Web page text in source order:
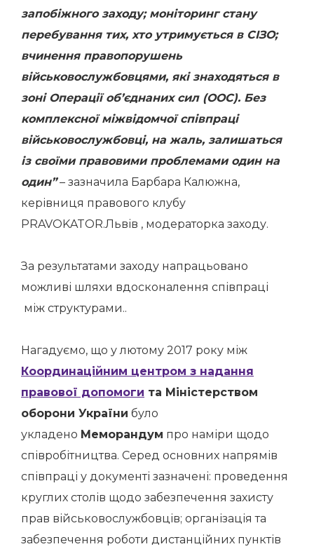
запобіжного заходу; моніторинг стану
перебування тих, хто утримується в СІЗО;
вчинення правопорушень
військовослужбовцями, які знаходяться в
зоні Операції об’єднаних сил (ООС). Без
комплексної міжвідомчої співпраці
військовослужбовці, на жаль, залишаться
із своїми правовими проблемами один на
один”– зазначила Барбара Калюжна,
керівниця правового клубу
PRAVOKATOR.Львів , модераторка заходу.
За результатами заходу напрацьовано
можливі шляхи вдосконалення співпраці
між структурами..
Нагадуємо, що у лютому 2017 року між
Координаційним центром з надання
правової допомоги та Міністерством
оборони України було
укладено Меморандум про наміри щодо
співробітництва. Серед основних напрямів
співпраці у документі зазначені: проведення
круглих столів щодо забезпечення захисту
прав військовослужбовців; організація та
забезпечення роботи дистанційних пунктів